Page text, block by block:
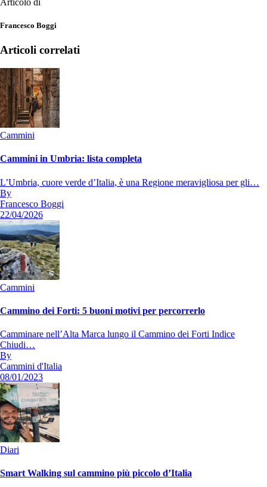
Articolo di
Francesco Boggi
Articoli correlati
Cammini
Cammini in Umbria: lista completa
L’Umbria, cuore verde d’Italia, è una Regione meravigliosa per gli…
By
Francesco Boggi
22/04/2026
Cammini
Cammino dei Forti: 5 buoni motivi per percorrerlo
Camminare nell’Alta Marca lungo il Cammino dei Forti Indice
Chiudi…
By
Cammini d'Italia
08/01/2023
Diari
Smart Walking sul cammino più piccolo d’Italia